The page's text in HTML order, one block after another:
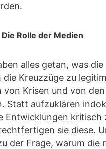
Die Rolle der Medien
alles getan, was
die Kreuzzüge zu
von Krisen und von den
Statt aufzuklären
Entwicklungen kritisch
sie diese.
der Frage, warum die